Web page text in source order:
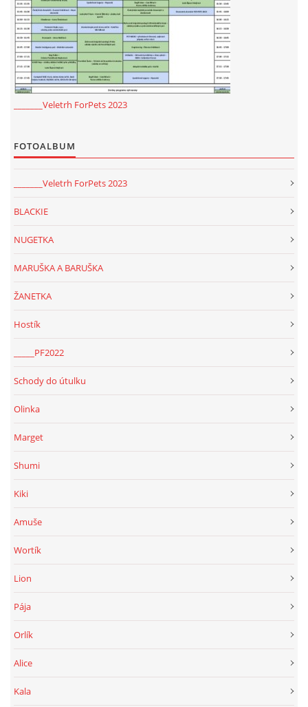
_______Veletrh ForPets 2023
FOTOALBUM
_______Veletrh ForPets 2023
BLACKIE
NUGETKA
MARUŠKA A BARUŠKA
ŽANETKA
Hostík
_____PF2022
Schody do útulku
Olinka
Marget
Shumi
Kiki
Amuše
Wortík
Lion
Pája
Orlík
Alice
Kala